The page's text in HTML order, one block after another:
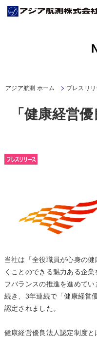
アジア航測 ホーム プレスリリ
「健康経営
当社は「全役職員が心身の
くことのできる魅力ある企
フバランスの推進を進めて
続き、3年連続で「健康経営
認定されました。
健康経営優良法人認定制度